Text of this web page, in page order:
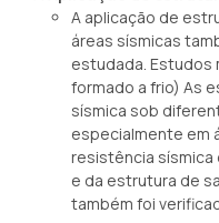
A aplicação de
áreas sísmicas
estudada. Estudos
formado a frio) As
sísmica sob
especialmente em
resistência sísmica
e da estrutura de
também foi